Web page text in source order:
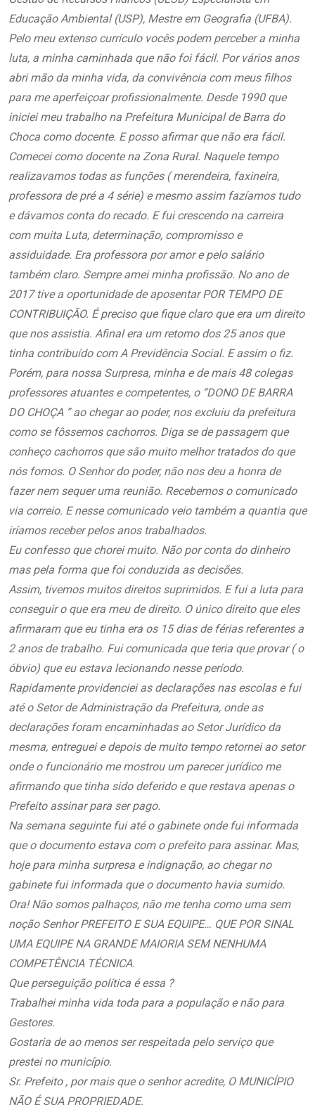
Educação Ambiental (USP), Mestre em Geografia (UFBA).
Pelo meu extenso currículo vocês podem perceber a minha
luta, a minha caminhada que não foi fácil. Por vários anos
abri mão da minha vida, da convivência com meus filhos
para me aperfeiçoar profissionalmente. Desde 1990 que
iniciei meu trabalho na Prefeitura Municipal de Barra do
Choca como docente. E posso afirmar que não era fácil.
Comecei como docente na Zona Rural. Naquele tempo
realizavamos todas as funções ( merendeira, faxineira,
professora de pré a 4 série) e mesmo assim fazíamos tudo
e dávamos conta do recado. E fui crescendo na carreira
com muita Luta, determinação, compromisso e
assiduidade. Era professora por amor e pelo salário
também claro. Sempre amei minha profissão. No ano de
2017 tive a oportunidade de aposentar POR TEMPO DE
CONTRIBUIÇÃO. É preciso que fique claro que era um direito
que nos assistia. Afinal era um retorno dos 25 anos que
tinha contribuído com A Previdência Social. E assim o fiz.
Porém, para nossa Surpresa, minha e de mais 48 colegas
professores atuantes e competentes, o “DONO DE BARRA
DO CHOÇA ” ao chegar ao poder, nos excluiu da prefeitura
como se fôssemos cachorros. Diga se de passagem que
conheço cachorros que são muito melhor tratados do que
nós fomos. O Senhor do poder, não nos deu a honra de
fazer nem sequer uma reunião. Recebemos o comunicado
via correio. E nesse comunicado veio também a quantia que
iríamos receber pelos anos trabalhados.
Eu confesso que chorei muito. Não por conta do dinheiro
mas pela forma que foi conduzida as decisões.
Assim, tivemos muitos direitos suprimidos. E fui a luta para
conseguir o que era meu de direito. O único direito que eles
afirmaram que eu tinha era os 15 dias de férias referentes a
2 anos de trabalho. Fui comunicada que teria que provar ( o
óbvio) que eu estava lecionando nesse período.
Rapidamente providenciei as declarações nas escolas e fui
até o Setor de Administração da Prefeitura, onde as
declarações foram encaminhadas ao Setor Jurídico da
mesma, entreguei e depois de muito tempo retornei ao setor
onde o funcionário me mostrou um parecer jurídico me
afirmando que tinha sido deferido e que restava apenas o
Prefeito assinar para ser pago.
Na semana seguinte fui até o gabinete onde fui informada
que o documento estava com o prefeito para assinar. Mas,
hoje para minha surpresa e indignação, ao chegar no
gabinete fui informada que o documento havia sumido.
Ora! Não somos palhaços, não me tenha como uma sem
noção Senhor PREFEITO E SUA EQUIPE… QUE POR SINAL
UMA EQUIPE NA GRANDE MAIORIA SEM NENHUMA
COMPETÊNCIA TÉCNICA.
Que perseguição política é essa ?
Trabalhei minha vida toda para a população e não para
Gestores.
Gostaria de ao menos ser respeitada pelo serviço que
prestei no município.
Sr. Prefeito , por mais que o senhor acredite, O MUNICÍPIO
NÃO É SUA PROPRIEDADE.